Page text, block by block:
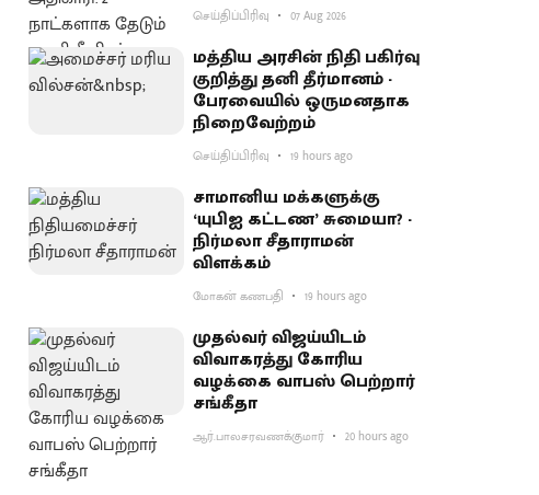
செய்திப்பிரிவு 07 Aug 2026
மத்திய அரசின் நிதி பகிர்வு
குறித்து தனி தீர்மானம் -
பேரவையில் ஒருமனதாக
நிறைவேற்றம்
செய்திப்பிரிவு 19 hours ago
சாமானிய மக்களுக்கு
‘யுபிஐ கட்டண’ சுமையா? -
நிர்மலா சீதாராமன்
விளக்கம்
மோகன் கணபதி 19 hours ago
முதல்வர் விஜய்யிடம்
விவாகரத்து கோரிய
வழக்கை வாபஸ் பெற்றார்
சங்கீதா
ஆர்.பாலசரவணக்குமார் 20 hours ago